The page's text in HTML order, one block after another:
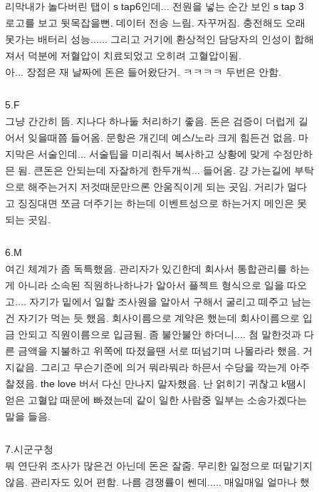
리막내가 놀다버린 탭이 s tap6인데... 전원을 넣는 순간 보인 s tap 3
로고를 보고 뒷목잡을뻔. 데이터 전송 느림. 자꾸꺼짐. 충전해도 오래
못가는 배터리 성능...... 그리고 거기에 환상적인 담당자의 인성이 합해
져서 덕분에 저혈압이 치료되었고 오히려 고혈압이됨.
아... 장점은 재 날짜에 돈은 들어왔단거. ㅋㅋㅋㅋ 두번은 안함.
5.F
그냥 간간히 뜸. 지나다 하나둘 처리하기 좋음. 돈은 검증이 더럽게 길
어서 잊을때쯤 들어옴. 문항은 개긴데 예스/노라 크게 힘든건 없음. 마
지막은 서술인데... 서술팁을 미리줘서 복사하고 상황에 맞게 수정만하
믄 됨. 큰돈은 안되는데 자잘하게 한두개씩... 들어옴. 걍 가는길에 부탁
으로 해주는거지 저것때문만으론 안움직이게 되는 곳임. 거리가 멀다
고 징징대면 쪼금 더주기는 하는데 이벤트성으로 하는거지 메인은 못
되는 곳임.
6.M
여긴 체계가 좀 독특했음. 관리자가 있긴한데 회사서 통합관리를 하는
게 아니라 소속된 직원하나하나가 알아서 플젝트 형식으로 일을 따오
고.... 자기가 밑에서 일할 조사원을 알아서 구해서 굴리고 떼주고 남는
건 자기가 먹는 듯 했음. 회사이름으로 계약은 했는데 회사이름으로 입
금 안되고 직원이름으로 입금됨. 좀 불안불안 하더니.... 첨 말한것과 다
른 금액을 지불하고 위쪽에 따졌을땐 서로 떠넘기며 나몰라라 했음. 거
지같음. 그리고 무슨기준에 의거 뭐라뭐라 하믄서 수당을 깍는게 아주
찰졌음. the love 버서 다신 만나지 말자했음. 난 얽히기 귀찮고 k땜시
얻은 고혈압 때문에 빠졌는데 같이 일한 사람중 일부는 소송가겠다는
말을 들음.
7.시군구청
뭐 연단위 조사가 많은건 아닌데 돈은 잘줌. 무리한 일정으로 떠맡기지
않음. 관리자도 있어 편함. 나름 경쟁률이 쎈데..... 매일매일 얼마나 했